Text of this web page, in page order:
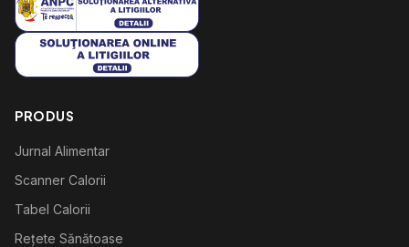
PRODUS
Jurnal Alimentar
Scanner Calorii
Tabel Calorii
Rețete Sănătoase